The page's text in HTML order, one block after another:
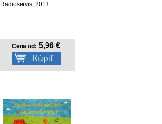
Radioservis, 2013
Cena od: 5,96 €